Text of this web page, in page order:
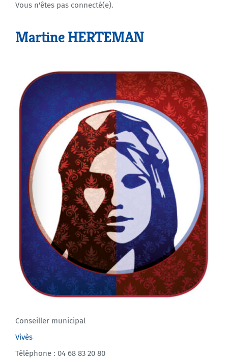
Agenda
Vous n'êtes pas connecté(e).
Martine HERTEMAN
Conseiller municipal
Vivès
Téléphone : 04 68 83 20 80